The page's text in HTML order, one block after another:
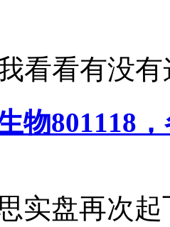
看看有没
物801118
实盘再次